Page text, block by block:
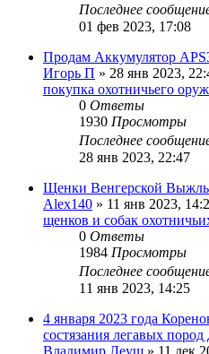
Последнее
01 фев 2023, 17:08
Продам Аккумулятор
Игорь П » 28 янв 2023,
покупка охотничьего
0 Ответы
1930 Просмотры
Последнее
28 янв 2023, 22:47
Щенки Венгерской
Alex140 » 11 янв 2023,
щенков и собак
0 Ответы
1984 Просмотры
Последнее
11 янв 2023, 14:25
4 января 2023 года
состязания легавых
Владимир Леуш » 11 дек